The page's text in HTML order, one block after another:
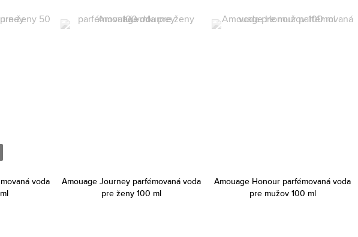
voda
Amouage Journey parfémovaná voda
pre ženy 100 ml
Amouage Honour parfémovaná voda
pre mužov 100 ml